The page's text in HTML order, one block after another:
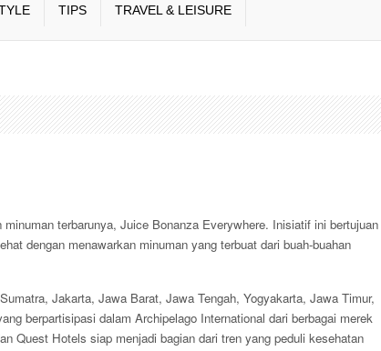
TIPS TRAVEL & LEISURE
terbarunya, Juice Bonanza Everywhere. Inisiatif ini bertujuan
dengan menawarkan minuman yang terbuat dari buah-buahan
Jakarta, Jawa Barat, Jawa Tengah, Yogyakarta, Jawa Timur,
berpartisipasi dalam Archipelago International dari berbagai merek
Quest Hotels siap menjadi bagian dari tren yang peduli kesehatan